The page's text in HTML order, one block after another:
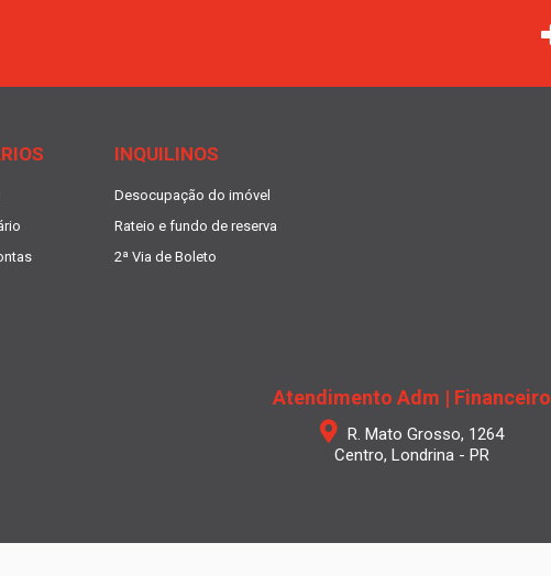
INQUILINOS
Desocupação do imóvel
Rateio e fundo de reserva
2ª Via de Boleto
Atendimento Adm | Financeiro
R. Mato Grosso, 1264
Centro, Londrina - PR